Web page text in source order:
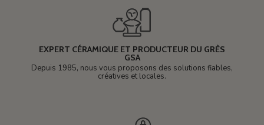
EXPERT CÉRAMIQUE ET PRODUCTEUR DU GRÈS
GSA
Depuis 1985, nous vous proposons des solutions fiables,
créatives et locales.